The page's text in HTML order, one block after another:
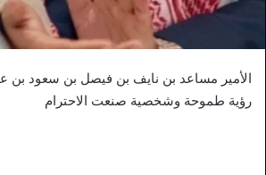
الأمير مساعد بن نايف بن فيصل بن سعود بن
رؤية طموحة وشخصية صنعت الاحترام